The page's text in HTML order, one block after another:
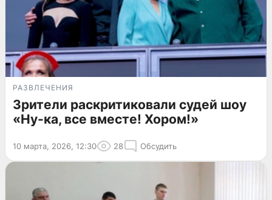
РАЗВЛЕЧЕНИЯ
Зрители раскритиковали судей шоу
«Ну-ка, все вместе! Хором!»
10 марта, 2026, 12:30 28 Обсудить